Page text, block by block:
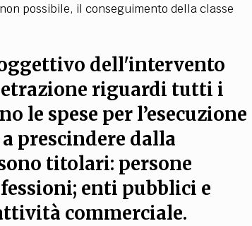
possibile, il conseguimento della classe
dell'intervento
riguardi tutti i
le spese per l’esecuzione
prescindere dalla
titolari: persone
enti pubblici e
commerciale.